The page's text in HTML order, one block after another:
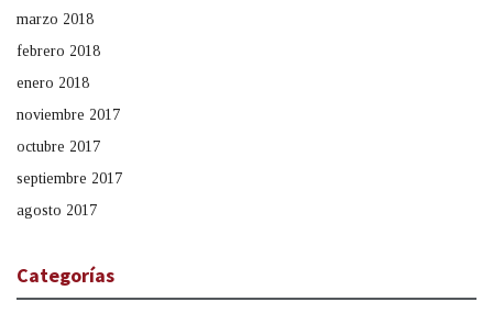
marzo 2018
febrero 2018
enero 2018
noviembre 2017
octubre 2017
septiembre 2017
agosto 2017
Categorías